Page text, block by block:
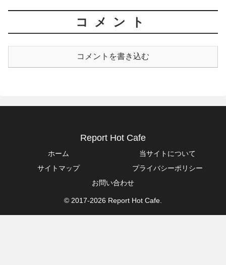
コメント
コメントを書き込む
Report Hot Cafe
ホーム
当サイトについて
サイトマップ
プライバシーポリシー
お問い合わせ
© 2017-2026 Report Hot Cafe.